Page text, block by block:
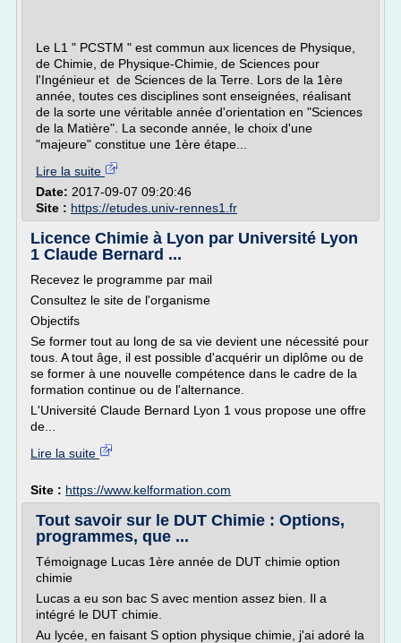
Le L1 " PCSTM " est commun aux licences de Physique,
de Chimie, de Physique-Chimie, de Sciences pour
l'Ingénieur et de Sciences de la Terre. Lors de la 1ère
année, toutes ces disciplines sont enseignées, réalisant
de la sorte une véritable année d'orientation en "Sciences
de la Matière". La seconde année, le choix d'une
"majeure" constitue une 1ère étape...
Lire la suite
Date: 2017-09-07 09:20:46
Site : https://etudes.univ-rennes1.fr
Licence Chimie à Lyon par Université Lyon
1 Claude Bernard ...
Recevez le programme par mail
Consultez le site de l'organisme
Objectifs
Se former tout au long de sa vie devient une nécessité pour
tous. A tout âge, il est possible d'acquérir un diplôme ou de
se former à une nouvelle compétence dans le cadre de la
formation continue ou de l'alternance.
L'Université Claude Bernard Lyon 1 vous propose une offre
de...
Lire la suite
Site : https://www.kelformation.com
Tout savoir sur le DUT Chimie : Options,
programmes, que ...
Témoignage Lucas 1ère année de DUT chimie option
chimie
Lucas a eu son bac S avec mention assez bien. Il a
intégré le DUT chimie.
Au lycée, en faisant S option physique chimie, j'ai adoré la